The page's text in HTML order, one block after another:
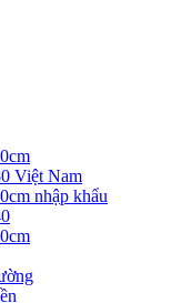
Việt Nam
nhập khẩu